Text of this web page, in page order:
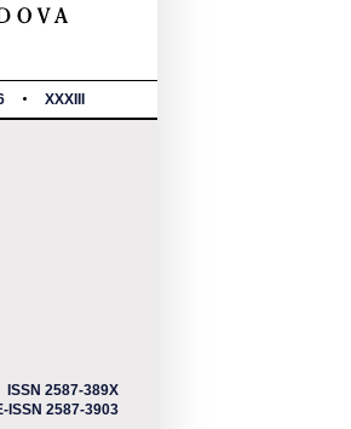
XXXIII
ISSN 2587-389X
ISSN 2587-3903